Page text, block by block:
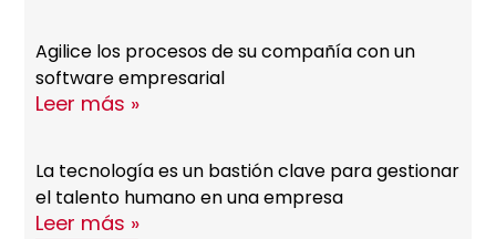
Agilice los procesos de su compañía con un
software empresarial
Leer más »
La tecnología es un bastión clave para gestionar
el talento humano en una empresa
Leer más »